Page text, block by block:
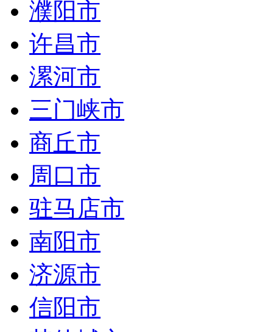
濮阳市
许昌市
漯河市
三门峡市
商丘市
周口市
驻马店市
南阳市
济源市
信阳市